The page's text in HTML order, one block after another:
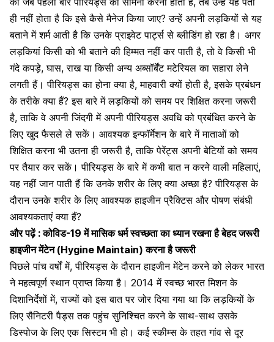
ही नहीं होता है कि इसे कैसे मैनेज किया जाए? उन्हें अपनी लड़कियों से यह
बताने में शर्म आती है कि उनके प्राइवेट पार्ट्स से ब्लीडिंग हो रहा है। अगर
लड़कियां किसी को भी बताने की हिम्मत नहीं कर पाती है, तो वे किसी भी
गंदे कपड़े, घास, राख या किसी अन्य अब्सॉर्बेंट मटेरियल का सहारा लेने
लगती हैं। पीरियड्स का होना क्या है, माहवारी क्यों होती है, इसके प्रबंधन
के तरीके क्या हैं? इस बारे में लड़कियों कोसमय पर शिक्षित करना जरूरी
है, ताकि वे अपनी जिंदगी में अपनीपीरियड्स अवधि को प्रबंधित करने के
लिए खुद फैसले ले सकें। आवश्यक इन्फॉर्मेशन के बारे में माताओं को
शिक्षित करना भी उतना ही जरूरी है, ताकि पेरेंट्स अपनी बेटियों को समय
पर तैयार कर सकें।पीरियड्स के बारे मेंकभी बात न करने वाली महिलाएं,
यह नहीं जान पाती हैं कि उनके शरीर के लिए क्या अच्छा है? पीरियड्स के
दौरान उनके शरीर के लिए आवश्यक हाइजीन प्रैक्टिस और पोषण संबंधी
आवश्यकताएं क्या हैं?
और पढ़ें :कोविड-19 में मासिक धर्म स्वच्छता का ध्यान रखना है बेहद जरूरी
हाइजीन मेंटेन (Hygine Maintain)करना है जरूरी
पिछले पांच वर्षों में,पीरियड्स के दौरान हाइजीन मेंटेनकरने को लेकर भारत
ने महत्वपूर्ण स्थान प्राप्त किया है। 2014 में स्वच्छ भारत मिशन के
दिशानिर्देशों में, राज्यों को इस बात पर जोर दिया गया था कि लड़कियों के
लिए सैनिटरी पैड्स तक पहुंच सुनिश्चित करने के साथ-साथ उसके
डिस्पोज के लिए एक सिस्टम भी हो। कई स्कीम्स के तहत गांव से दूर